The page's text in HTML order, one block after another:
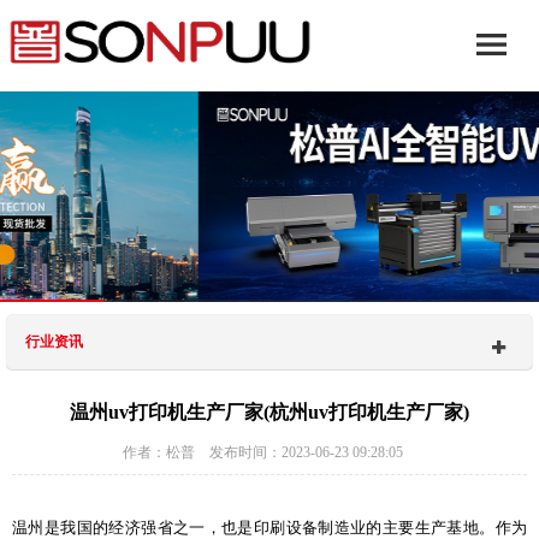
行业资讯
温州uv打印机生产厂家(杭州uv打印机生产厂家)
作者：松普 发布时间：2023-06-23 09:28:05
温州是我国的经济强省之一，也是印刷设备制造业的主要生产基地。作为